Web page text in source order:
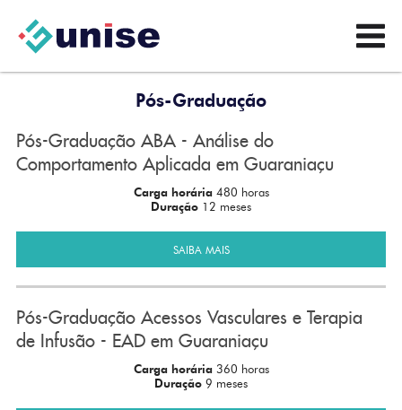
Pós-Graduação
Pós-Graduação ABA - Análise do
Comportamento Aplicada em Guaraniaçu
Carga horária 480 horas
Duração 12 meses
SAIBA MAIS
Pós-Graduação Acessos Vasculares e Terapia
de Infusão - EAD em Guaraniaçu
Carga horária 360 horas
Duração 9 meses